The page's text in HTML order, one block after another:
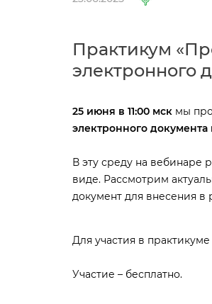
Практикум
электронного
25 июня в 11:00 мск мы
электронного
эту среду на вебинаре
иде. Рассмотрим
документ для внесения
Для участия в практикуме
Участие – бесплатно.